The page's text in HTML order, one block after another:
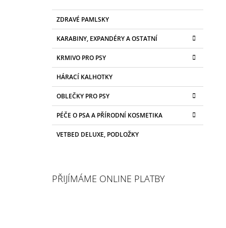
ZDRAVÉ PAMLSKY
KARABINY, EXPANDÉRY A OSTATNÍ
KRMIVO PRO PSY
HÁRACÍ KALHOTKY
OBLEČKY PRO PSY
PÉČE O PSA A PŘÍRODNÍ KOSMETIKA
VETBED DELUXE, PODLOŽKY
PŘIJÍMÁME ONLINE PLATBY